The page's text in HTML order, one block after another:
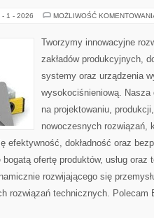
- 1 - 2026 MOŻLIWOŚĆ
Tworzymy innowacyjne
zakładów produkcyjnych,
systemy oraz urządzenia
wysokociśnieniową. Nasza
na projektowaniu,
nowoczesnych rozwiązań,
efektywność, dokładność oraz
ofertę produktów, usług oraz
rozwijającego się
rozwiązań technicznych. Polecam